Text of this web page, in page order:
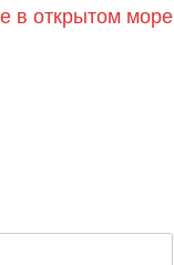
в открытом море